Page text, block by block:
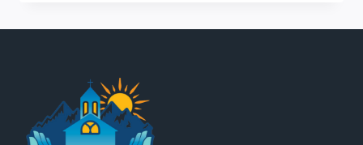
LA
TRINIDAD